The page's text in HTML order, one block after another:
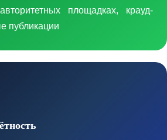
площадках, крауд-
публикации